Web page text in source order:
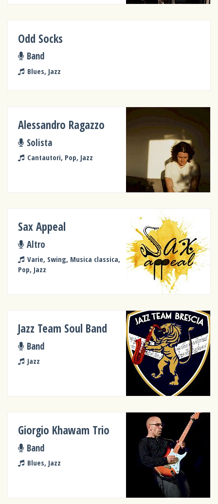
Odd Socks
Band
Blues, Jazz
Alessandro Ragazzo
Solista
Cantautori, Pop, Jazz
Sax Appeal
Altro
Varie, Swing, Musica classica,
Pop, Jazz
Jazz Team Soul Band
Band
Jazz
Giorgio Khawam Trio
Band
Blues, Jazz